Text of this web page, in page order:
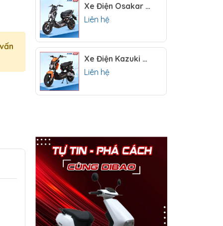
Xe Điện Osakar Xmen New 2025 [1 Phuộc]
Liên hệ
Xe Điện Kazuki Xmen Z2
Liên hệ